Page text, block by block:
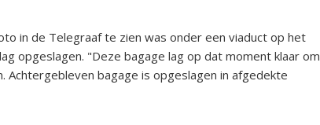
in de Telegraaf te zien was onder een viaduct op het
opgeslagen. "Deze bagage lag op dat moment klaar om
bagage is opgeslagen in afgedekte